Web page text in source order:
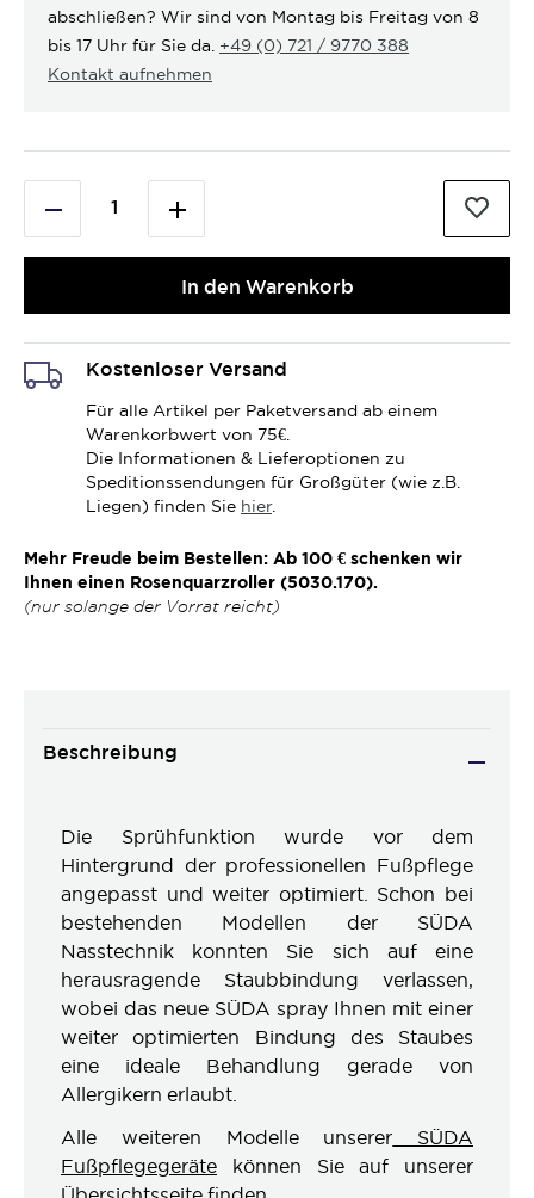
abschließen? Wir sind von Montag bis Freitag von 8
bis 17 Uhr für Sie da. +49 (0) 721 / 9770 388
Kontakt aufnehmen
In den Warenkorb
Kostenloser Versand
Für alle Artikel per Paketversand ab einem
Warenkorbwert von 75€.
Die Informationen & Lieferoptionen zu
Speditionssendungen für Großgüter (wie z.B.
Liegen) finden Sie hier.
Mehr Freude beim Bestellen: Ab 100 € schenken wir
Ihnen einen Rosenquarzroller (5030.170).
(nur solange der Vorrat reicht)
Beschreibung
Die Sprühfunktion wurde vor dem
Hintergrund der professionellen Fußpflege
angepasst und weiter optimiert. Schon bei
bestehenden Modellen der SÜDA
Nasstechnik konnten Sie sich auf eine
herausragende Staubbindung verlassen,
wobei das neue SÜDA spray Ihnen mit einer
weiter optimierten Bindung des Staubes
eine ideale Behandlung gerade von
Allergikern erlaubt.
Alle weiteren Modelle unserer
SÜDA
Fußpflegegeräte können Sie auf unserer